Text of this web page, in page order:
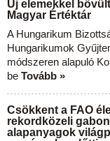
Új elemekkel
Magyar Értéktár
A Hungarikum
Hungarikumok
módszeren alapuló
be Tovább »
Csökkent a FAO
rekordközeli
alapanyagok